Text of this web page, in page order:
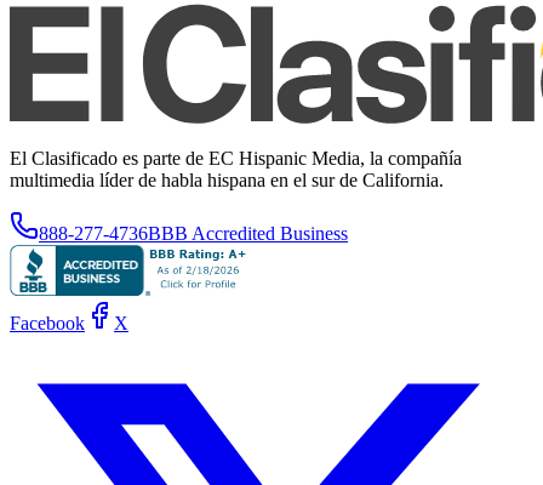
El Clasificado es parte de EC Hispanic Media, la compañía
multimedia líder de habla hispana en el sur de California.
888-277-4736BBB Accredited Business
Facebook X